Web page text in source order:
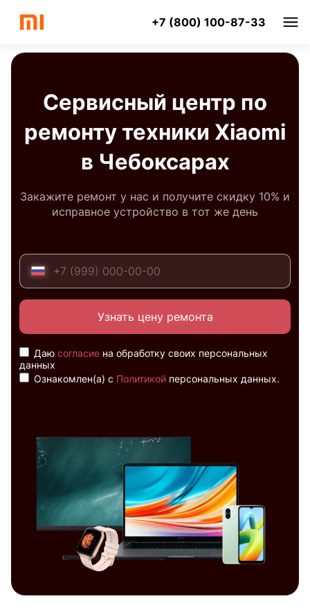
+7 (800) 100-87-33
Сервисный центр по
ремонту техники Xiaomi
в Чебоксарах
Закажите ремонт у нас и получите скидку 10% и
исправное устройство в тот же день
Узнать цену ремонта
Даю согласие на обработку своих персональных
данных
Ознакомлен(а) с Политикой персональных данных.